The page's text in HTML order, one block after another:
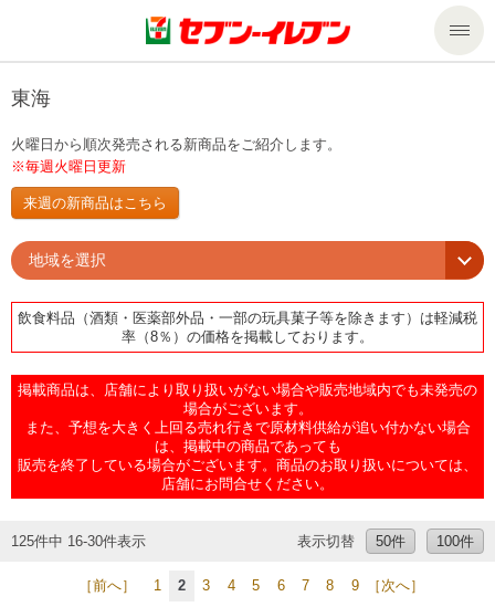
商品のご案内
商品のご案内トップ
今週の新商品
来週の新商品
商品カテゴリ一覧
セブンプレミアム
食の安全・安心への取組み
プリペイドカード・金券
セール・キャンペーン
サービス
サービストップ
マルチコピー機でできること
マルチコピー機でできることトップ
便利なサービス
切手・はがき・印紙
セブンチケット
セブン‐イレブンでお受取り
企業情報
企業情報トップ
ごあいさつ
私たちの取組み
サステナビリティトップ
セブン＆アイ・ホールディングスの重点課題
サステナビリティ活動基本方針
東海
火曜日から順次発売される新商品をご紹介します。
※毎週火曜日更新
来週の新商品はこちら
地域を選択
飲食料品（酒類・医薬部外品・一部の玩具菓子等を除きます）は軽減税
率（8％）の価格を掲載しております。
掲載商品は、店舗により取り扱いがない場合や販売地域内でも未発売の
場合がございます。
また、予想を大きく上回る売れ行きで原材料供給が追い付かない場合
は、掲載中の商品であっても
販売を終了している場合がございます。商品のお取り扱いについては、
店舗にお問合せください。
125件中 16-30件表示 表示切替 50件 100件
［前へ］ 1 2 3 4 5 6 7 8 9 ［次へ］